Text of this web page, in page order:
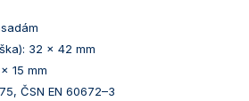
32 x 42 mm
15 mm
ČSN EN 60672–3